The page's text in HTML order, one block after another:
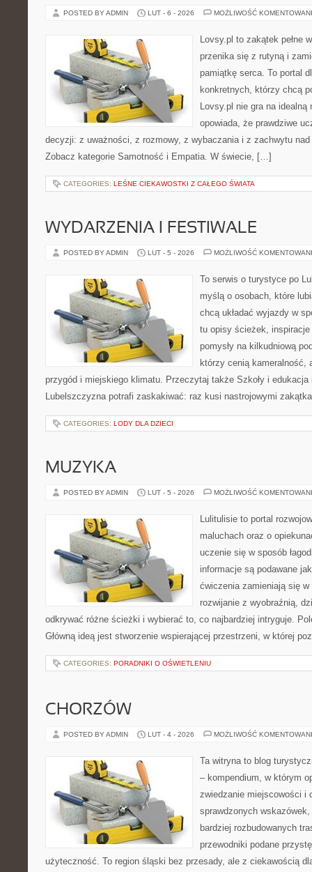
POSTED BY ADMIN LUT - 6 - 2026 MOŻLIWOŚĆ
Lovsy.pl to zakątek pełne
przenika się z rutyną i
pamiątkę serca. To portal
konkretnych, którzy chcą
Lovsy.pl nie gra na idealną
opowiada, że prawdziwe
decyzji: z uważności, z rozmowy, z wybaczania i z zachwytu
Zobacz kategorie Samotność i Empatia. W świecie, […]
CATEGORIES: LEŚNE CIEKAWOSTKI Z CAŁEGO ŚWIATA
WYDARZENIA I FESTIWALE
POSTED BY ADMIN LUT - 5 - 2026 MOŻLIWOŚĆ
To serwis o turystyce po
myślą o osobach, które
chcą układać wyjazdy w
tu opisy ścieżek,
pomysły na kilkudniową
którzy cenią kameralność,
przygód i miejskiego klimatu. Przeczytaj także Szkoły i edukacja
Lubelszczyzna potrafi zaskakiwać: raz kusi nastrojowymi
CATEGORIES: LODY DLA DZIECI
MUZYKA
POSTED BY ADMIN LUT - 5 - 2026 MOŻLIWOŚĆ
Lulitulisie to portal
maluchach oraz o
uczenie się w sposób
informacje są podawane
ćwiczenia zamieniają się w
rozwijanie z wyobraźnią,
odkrywać różne ścieżki i wybierać to, co najbardziej intryguje.
Główną ideą jest stworzenie wspierającej przestrzeni, w której
CATEGORIES: PORADNIKI O OŚWIETLENIU
CHORZÓW
POSTED BY ADMIN LUT - 4 - 2026 MOŻLIWOŚĆ
Ta witryna to blog
– kompendium, w którym
zwiedzanie miejscowości i
sprawdzonych
bardziej rozbudowanych
przewodniki podane
użyteczność. To region śląski bez przesady, ale z ciekawością